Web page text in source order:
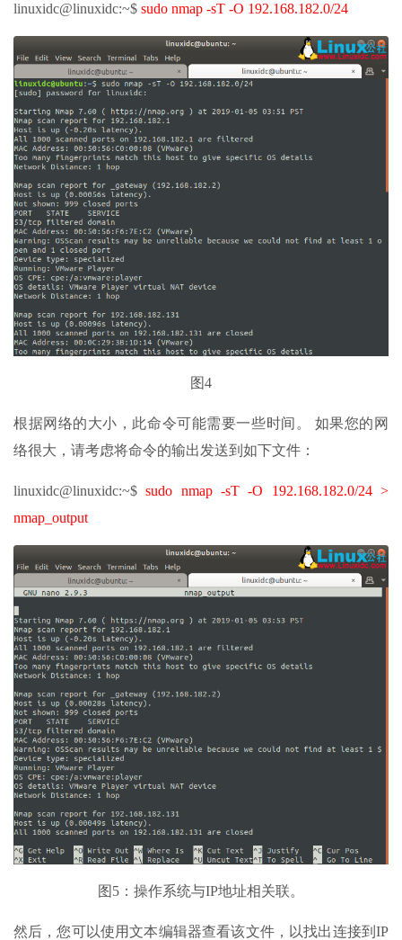
linuxidc@linuxidc:~$ sudo nmap -sT -O 192.168.182.0/24
图4
根据网络的大小，此命令可能需要一些时间。 如果您的网
络很大，请考虑将命令的输出发送到如下文件：
linuxidc@linuxidc:~$sudo nmap -sT -O 192.168.182.0/24 >
nmap_output
图5：操作系统与IP地址相关联。
然后，您可以使用文本编辑器查看该文件，以找出连接到IP